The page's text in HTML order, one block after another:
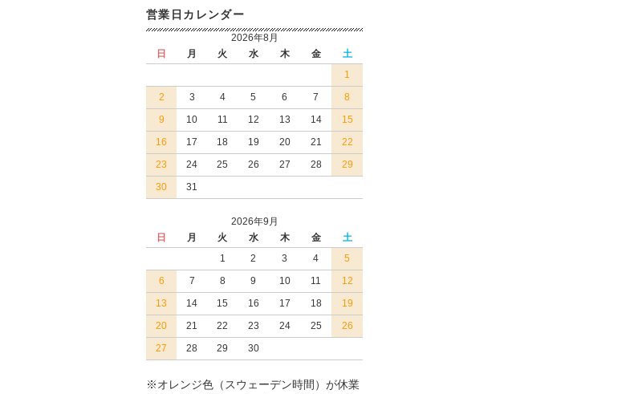
営業日カレンダー
2026年8月
日
月 火 水 木 金
土
1
2
3 4 5 6 7
8
9
10 11 12 13 14
15
16
17 18 19 20 21
22
23
24 25 26 27 28
29
30
31
2026年9月
日
月 火 水 木 金
土
1
2 3 4
5
6
7 8 9 10 11
12
13
14 15 16 17 18
19
20
21 22 23 24 25
26
27
28 29 30
※オレンジ色（スウェーデン時間）が休業